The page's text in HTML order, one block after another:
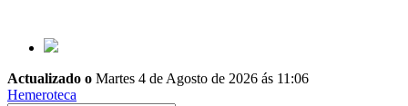
Actualizado o Martes 4 de Agosto de 2026 ás 11:06
Hemeroteca